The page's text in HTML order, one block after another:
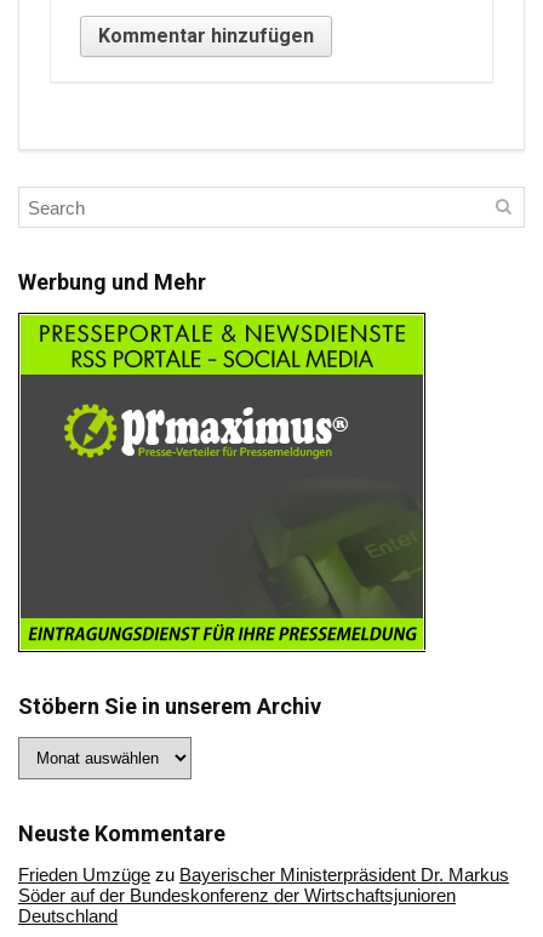
Werbung und Mehr
Stöbern Sie in unserem Archiv
Sie
Archiv
Neuste Kommentare
Frieden Umzüge zu Bayerischer Ministerpräsident Dr. Markus
Söder auf der Bundeskonferenz der Wirtschaftsjunioren
Deutschland